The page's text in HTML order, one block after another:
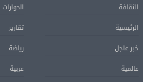
الثقافة
الحوارات
الرئيسية
تقارير
خبر عاجل
رياضة
عالمية
عربية